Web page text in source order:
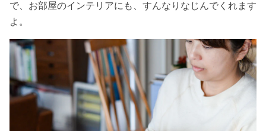
で、お部屋のインテリアにも、すんなりなじんでくれます
よ。